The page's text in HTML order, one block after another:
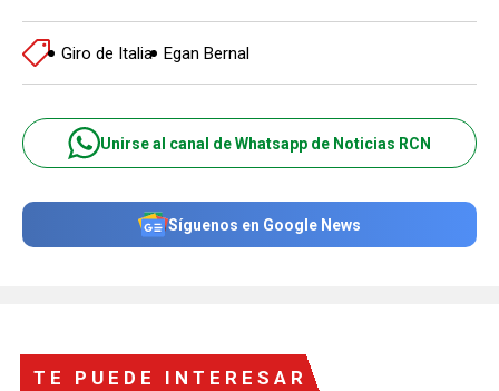
Giro de Italia Egan Bernal
Unirse al canal de Whatsapp de Noticias RCN
Síguenos en Google News
TE PUEDE INTERESAR